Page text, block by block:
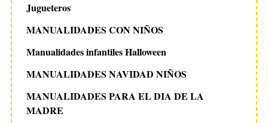
Jugueteros
MANUALIDADES CON NIÑOS
Manualidades infantiles Halloween
MANUALIDADES NAVIDAD NIÑOS
MANUALIDADES PARA EL DIA DE LA
MADRE